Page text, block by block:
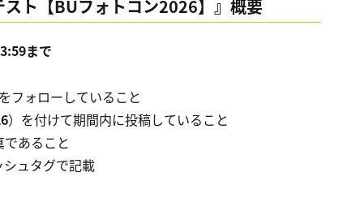
ト【BUフォトコン2026】』概要
まで
をフォローしていること
）を付けて期間内に投稿していること
あること
タグで記載